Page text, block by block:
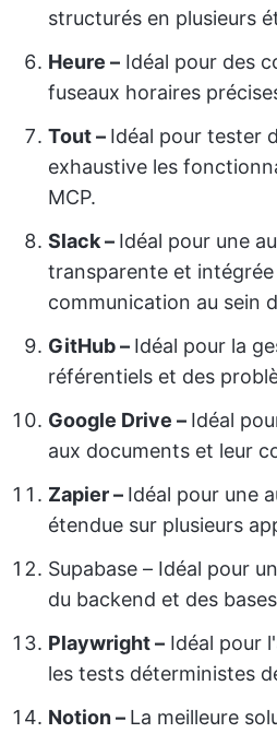
structurés en plusieurs
Heure – Idéal pour des
fuseaux horaires
Tout – Idéal pour tester
exhaustive les
MCP.
Slack – Idéal pour une
transparente et intégrée
communication au sein
GitHub – Idéal pour la
référentiels et des
Google Drive – Idéal
aux documents et leur
Zapier – Idéal pour une
étendue sur plusieurs
Supabase – Idéal pour
du backend et des
Playwright – Idéal pour
les tests déterministes
Notion – La meilleure